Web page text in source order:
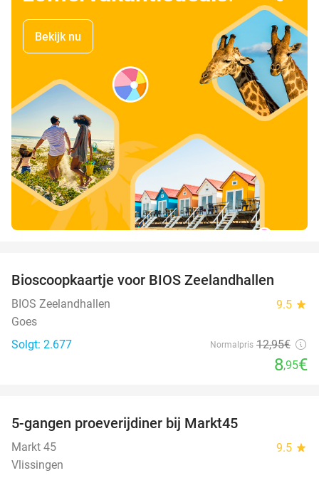
Bekijk nu
Bioscoopkaartje voor BIOS Zeelandhallen
BIOS Zeelandhallen 9.5 star
Goes
Solgt: 2.677
Normalpris 12,95€
8,95€
5-gangen proeverijdiner bij Markt45
Markt 45 9.5 star
Vlissingen